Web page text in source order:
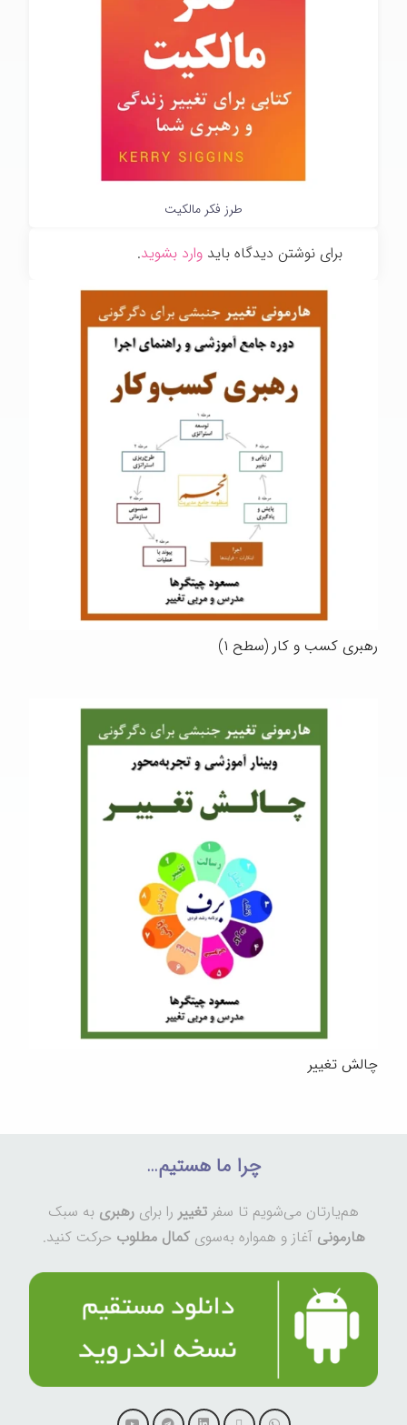
طرز فکر مالکیت
برای نوشتن دیدگاه باید وارد بشوید.
رهبری کسب و کار (سطح ۱)
چالش تغییر
چرا ما هستیم…
هم‌یارتان می‌شویم تا سفر تغییر را برای رهبری به سبک
هارمونی آغاز و همواره به‌سوی کمال مطلوب حرکت کنید.